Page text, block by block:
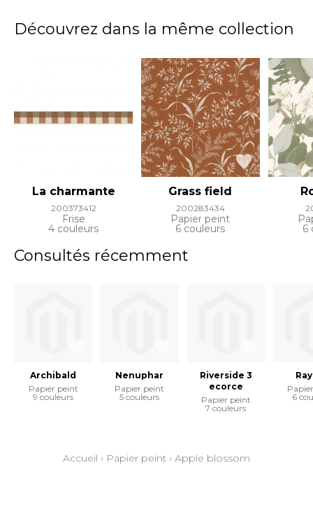
Découvrez dans la même collection
La charmante
200373412
Frise
4 couleurs
Grass field
200283434
Papier peint
6 couleurs 6
Consultés récemment
Archibald
Papier peint
9 couleurs
Nenuphar
Papier peint
5 couleurs
Riverside 3
ecorce
Papier peint
7 couleurs
6
Accueil › Papier peint › Apple blossom